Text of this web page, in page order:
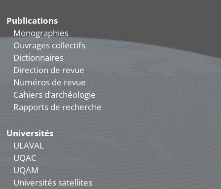
Publications
Monographies
Ouvrages collectifs
Dictionnaires
Direction de revue
Numéros de revue
Cahiers d’archéologie
Rapports de recherche
Universités
ULAVAL
UQAC
UQAM
Universités satellites